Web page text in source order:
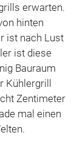
erwarten.
hinten
ist nach Lust
ist diese
Bauraum
Kühlergrill
Zentimeter
mal einen